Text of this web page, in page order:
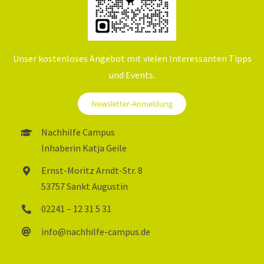
BILDUNGSNACHRICHTEN
LERNBERATER
Unser kostenloses Angebot mit vielen Interessanten Tipps
und Events.
Newsletter-Anmeldung
Nachhilfe Campus
Inhaberin Katja Geile
Ernst-Moritz Arndt-Str. 8
53757 Sankt Augustin
02241 – 12 31 5 31
info@nachhilfe-campus.de